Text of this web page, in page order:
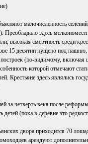
малочисленность
Преобладало здесь
высокая смертность среди
15 десятин пущено под пашню,
(по-видимому, включая
которой отмечают
Крестьяне здесь являлись
за четверть века после
детей (пока в деревне это
двора приходится 70
арендуют